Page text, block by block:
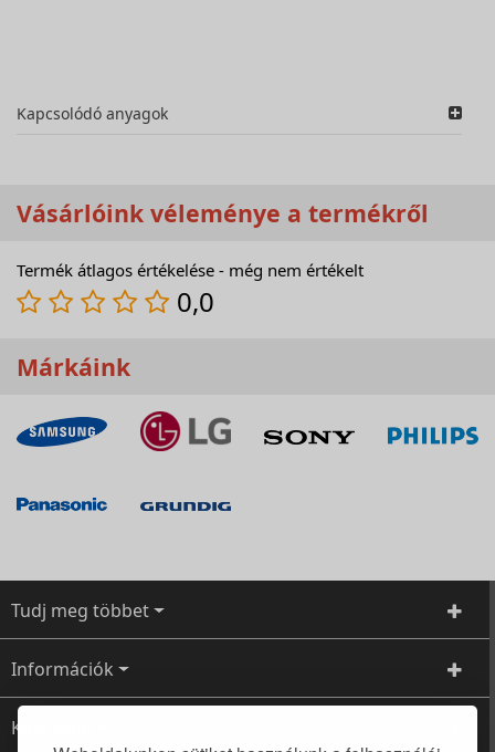
Kapcsolódó anyagok
Vásárlóink véleménye a termékről
Termék átlagos értékelése - még nem értékelt
0,0
Márkáink
Tudj meg többet
Információk
Kapcsolat